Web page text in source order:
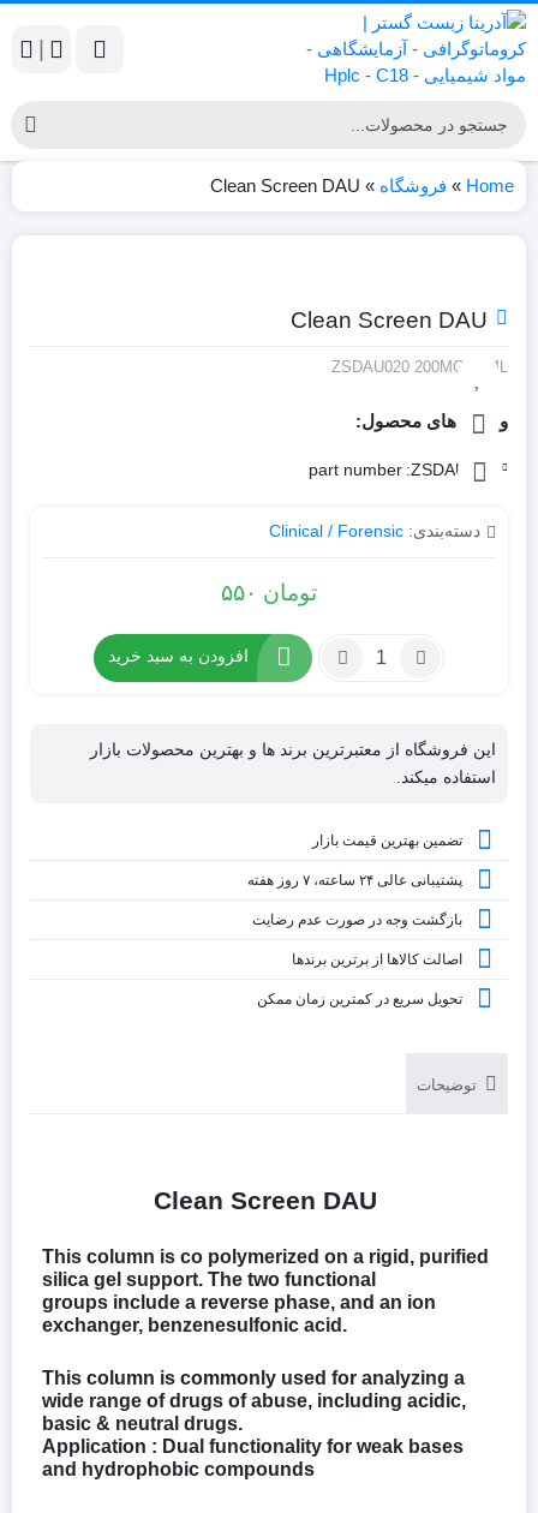
Home
» فروشگاه »
Clean Screen DAU
Clean Screen DAU
ZSDAU020 200MG 10ML
ویژگی های محصول:
ZSDAU020:
part number
دسته‌بندی: Clinical / Forensic
تومان
افزودن به سبد خرید
این فروشگاه از معتبرترین برند ها و بهترین محصولات بازار
استفاده میکند.
تضمین بهترین قیمت بازار
پشتیبانی عالی ۲۴ ساعته، ۷ روز هفته
بازگشت وجه در صورت عدم رضایت
اصالت کالاها از برترین برندها
تحویل سریع در کمترین زمان ممکن
توضیحات
Clean Screen DAU
This column is co polymerized on a rigid, purified
silica gel support. The two functional
groups include a reverse phase, and an ion
exchanger, benzenesulfonic acid.
This column is commonly used for analyzing a
wide range of drugs of abuse, including acidic,
basic & neutral drugs.
Application : Dual functionality for weak bases
and hydrophobic compounds